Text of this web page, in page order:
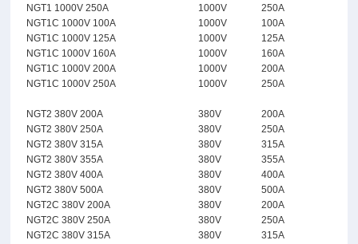
NGT1 1000V 250A 1000V
250A
NGT1C 1000V 100A
1000V
100A
NGT1C 1000V 125A
1000V
125A
NGT1C 1000V 160A
1000V
160A
NGT1C 1000V 200A
1000V
200A
NGT1C 1000V 250A
1000V 250A
NGT2 380V 200A 380V
200A
NGT2 380V 250A
380V
250A
NGT2 380V 315A
380V
315A
NGT2 380V 355A
380V
355A
NGT2 380V 400A
380V
400A
NGT2 380V 500A
380V
500A
NGT2C 380V 200A
380V
200A
NGT2C 380V 250A
380V
250A
NGT2C 380V 315A
380V
315A